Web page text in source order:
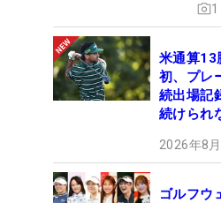
1
米通算13
初、プレ
続出場記
続けられ
2026年8
ゴルフウ